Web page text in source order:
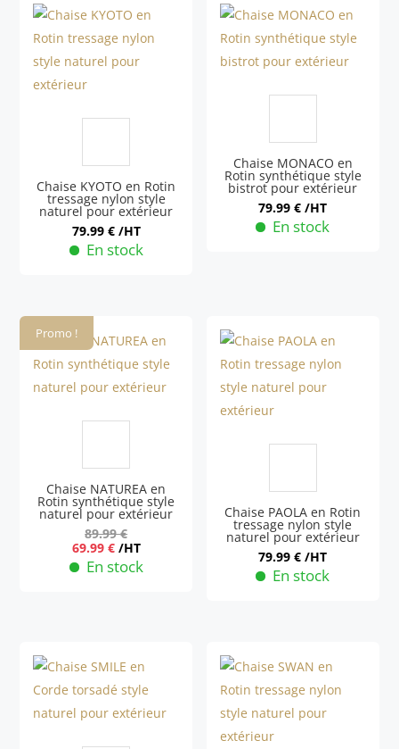
Chaise KYOTO en Rotin
tressage nylon style
naturel pour extérieur
79.99 € /HT
En stock
Chaise MONACO en
Rotin synthétique style
bistrot pour extérieur
79.99€ /HT
En stock
Promo !
Chaise NATUREA en
Rotin synthétique style
naturel pour extérieur
89.99€
Le
prix
initial
69.99 €Le
prix
actuel
/HT
En stock
Chaise PAOLA en Rotin
tressage nylon style
naturel pour extérieur
79.99€ /HT
En stock